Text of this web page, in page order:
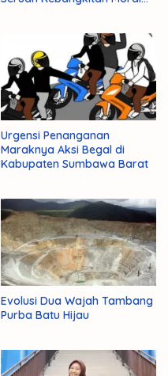
Urgensi Penanganan
Maraknya Aksi Begal di
Kabupaten Sumbawa Barat
Evolusi Dua Wajah Tambang
Purba Batu Hijau